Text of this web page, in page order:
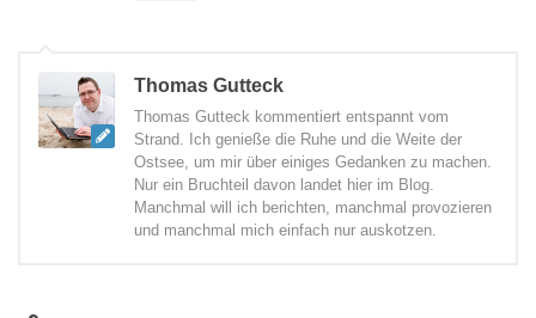
Thomas Gutteck
Thomas Gutteck kommentiert entspannt vom
Strand. Ich genieße die Ruhe und die Weite der
Ostsee, um mir über einiges Gedanken zu machen.
Nur ein Bruchteil davon landet hier im Blog.
Manchmal will ich berichten, manchmal provozieren
und manchmal mich einfach nur auskotzen.